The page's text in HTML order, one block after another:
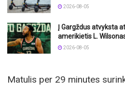
2026-08-05
Į Gargždus atvyksta
amerikietis L.
2026-08-05
Matulis per 29 minutes